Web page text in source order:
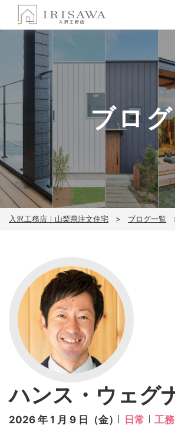
ブログ
入沢工務店｜山梨県注文住宅 ブログ一覧
ハンス・ウェグ
2026 年 1 月 9 日（金） 日常 工